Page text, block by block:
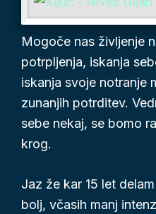
Mogoče nas življenje
potrpljenja, iskanja
iskanja svoje notranje
zunanjih potrditev.
sebe nekaj, se bomo
krog.
Jaz že kar 15 let
bolj, včasih manj